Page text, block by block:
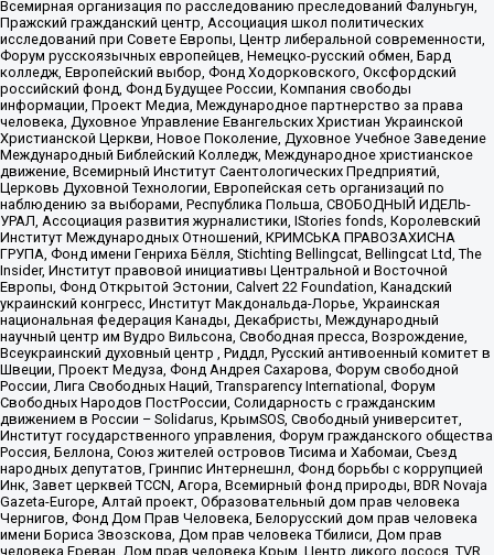
Всемирная организация по расследованию преследований Фалуньгун,
Пражский гражданский центр, Ассоциация школ политических
исследований при Совете Европы, Центр либеральной современности,
Форум русскоязычных европейцев, Немецко-русский обмен, Бард
колледж, Европейский выбор, Фонд Ходорковского, Оксфордский
российский фонд, Фонд Будущее России, Компания свободы
информации, Проект Медиа, Международное партнерство за права
человека, Духовное Управление Евангельских Христиан Украинской
Христианской Церкви, Новое Поколение, Духовное Учебное Заведение
Международный Библейский Колледж, Международное христианское
движение, Всемирный Институт Саентологических Предприятий,
Церковь Духовной Технологии, Европейская сеть организаций по
наблюдению за выборами, Республика Польша, СВОБОДНЫЙ ИДЕЛЬ-
УРАЛ, Ассоциация развития журналистики, IStories fonds, Королевский
Институт Международных Отношений, КРИМСЬКА ПРАВОЗАХИСНА
ГРУПА, Фонд имени Генриха Бёлля, Stichting Bellingcat, Bellingcat Ltd, The
Insider, Институт правовой инициативы Центральной и Восточной
Европы, Фонд Открытой Эстонии, Calvert 22 Foundation, Канадский
украинский конгресс, Институт Макдональда-Лорье, Украинская
национальная федерация Канады, Декабристы, Международный
научный центр им Вудро Вильсона, Свободная пресса, Возрождение,
Всеукраинский духовный центр , Риддл, Русский антивоенный комитет в
Швеции, Проект Медуза, Фонд Андрея Сахарова, Форум свободной
России, Лига Свободных Наций, Transparеncy International, Форум
Свободных Народов ПостРоссии, Солидарность с гражданским
движением в России – Solidarus, КрымSOS, Свободный университет,
Институт государственного управления, Форум гражданского общества
Россия, Беллона, Союз жителей островов Тисима и Хабомаи, Съезд
народных депутатов, Гринпис Интернешнл, Фонд борьбы с коррупцией
Инк, Завет церквей TCCN, Агора, Всемирный фонд природы, BDR Novaja
Gazeta-Europe, Алтай проект, Образовательный дом прав человека
Чернигов, Фонд Дом Прав Человека, Белорусский дом прав человека
имени Бориса Звозскова, Дом прав человека Тбилиси, Дом прав
человека Ереван, Дом прав человека Крым, Центр дикого лосося, TVR